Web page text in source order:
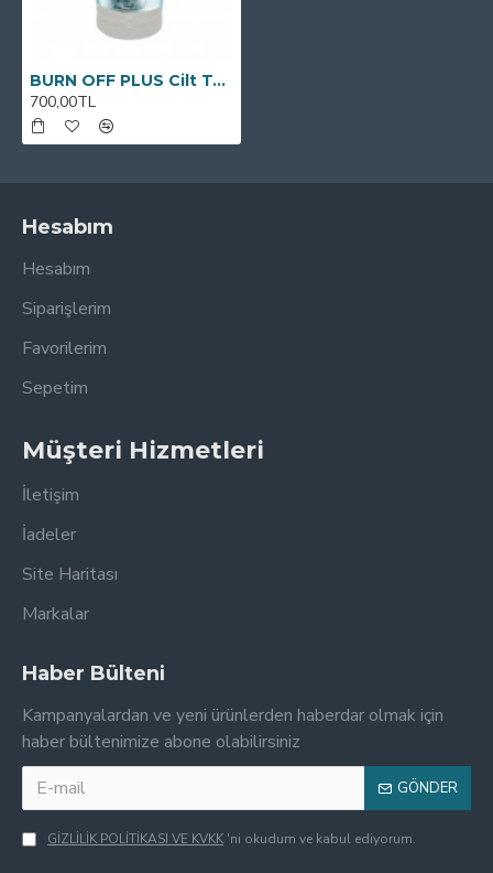
BURN OFF PLUS Cilt Temizleme Solüsyonu 1000 ML
700,00TL
Hesabım
Hesabım
Siparişlerim
Favorilerim
Sepetim
Müşteri Hizmetleri
İletişim
İadeler
Site Haritası
Markalar
Haber Bülteni
Kampanyalardan ve yeni ürünlerden haberdar olmak için
haber bültenimize abone olabilirsiniz
GÖNDER
GİZLİLİK POLİTİKASI VE KVKK 'ni okudum ve kabul ediyorum.